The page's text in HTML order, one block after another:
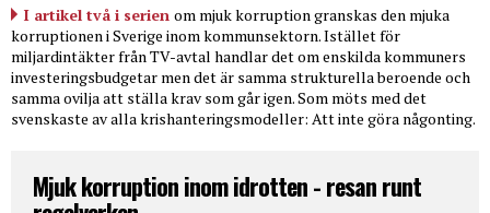
I artikel två i serien om mjuk korruption granskas den mjuka
korruptionen i Sverige inom kommunsektorn. Istället för
miljardintäkter från TV-avtal handlar det om enskilda kommuners
investeringsbudgetar men det är samma strukturella beroende och
samma ovilja att ställa krav som går igen. Som möts med det
svenskaste av alla krishanteringsmodeller: Att inte göra någonting.
Mjuk korruption inom idrotten - resan runt